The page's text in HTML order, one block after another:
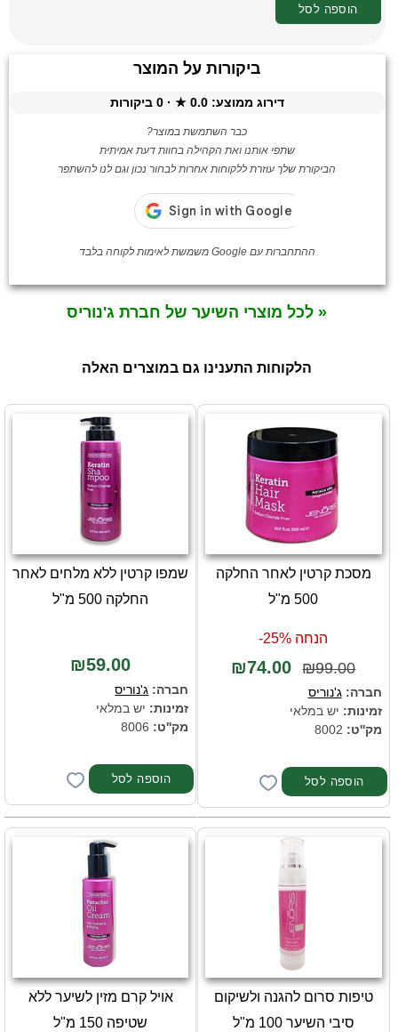
הוספה לסל
ביקורות על המוצר
דירוג ממוצע:0.0
★ ·
0 ביקורות
כבר השתמשת במוצר?
שתפי אותנו ואת הקהילה בחוות דעת אמיתית
הביקורת שלך עוזרת ללקוחות אחרות לבחור נכון וגם לנו להשתפר
ההתחברות עם Google משמשת לאימות לקוחה בלבד
« לכל מוצרי השיער של חברת ג'נוריס
הלקוחות התענינו גם במוצרים האלה
מסכת קרטין לאחר החלקה
500 מ"ל
הנחה 25%-
₪99.00
₪74.00
חברה:ג'נוריס
זמינות: יש במלאי
מק''ט:
שמפו קרטין ללא מלחים לאחר
החלקה 500 מ"ל
₪59.00
חברה: ג'נוריס
זמינות: יש במלאי
מק''ט:
טיפות סרום להגנה ולשיקום
סיבי השיער 100 מ"ל
אויל קרם מזין לשיער ללא
שטיפה 150 מ"ל